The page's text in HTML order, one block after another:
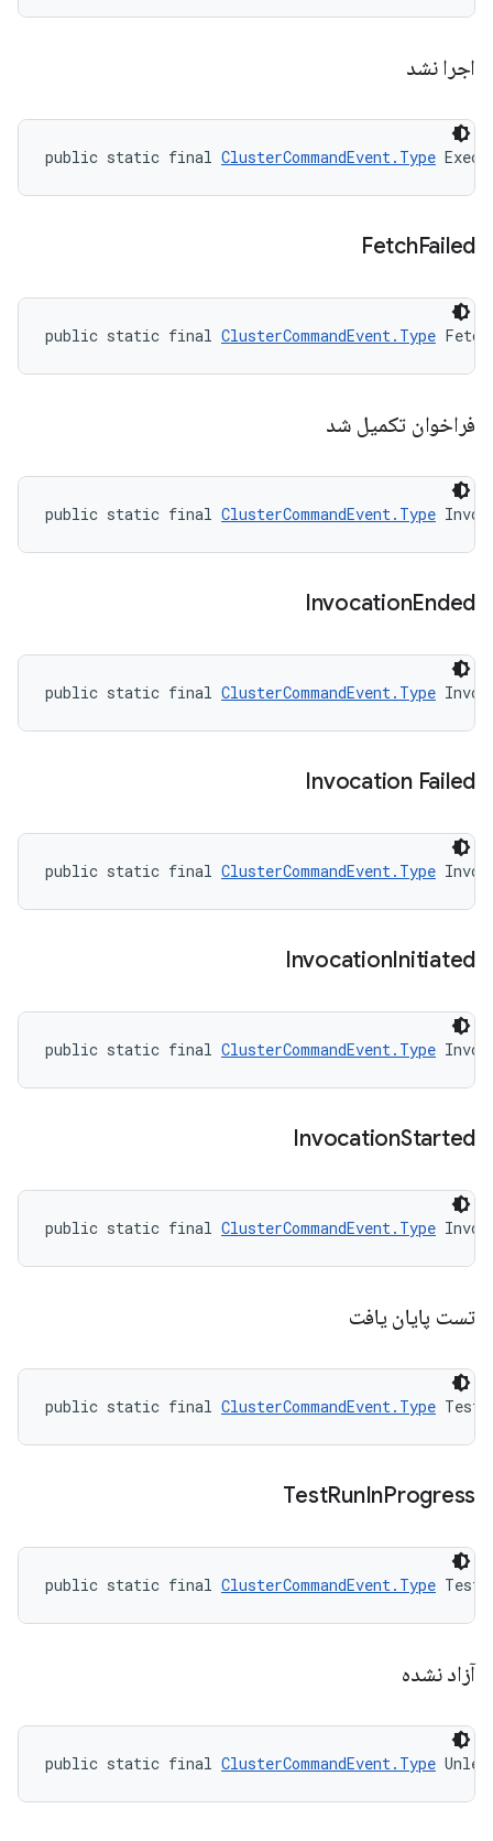
اجرا نشد
public static final ClusterCommandEvent.Type
FetchFailed
public static final ClusterCommandEvent.Type
فراخوان تکمیل شد
public static final ClusterCommandEvent.Type
InvocationEnded
public static final ClusterCommandEvent.Type
Invocation Failed
public static final ClusterCommandEvent.Type
InvocationInitiated
public static final ClusterCommandEvent.Type
InvocationStarted
public static final ClusterCommandEvent.Type
تست پایان یافت
public static final ClusterCommandEvent.Type
TestRunInProgress
public static final ClusterCommandEvent.Type
آزاد نشده
public static final ClusterCommandEvent.Type